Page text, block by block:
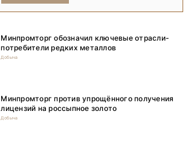
Минпромторг обозначил ключевые отрасли-
потребители редких металлов
Добыча
Минпромторг против упрощённого получения
лицензий на россыпное золото
Добыча